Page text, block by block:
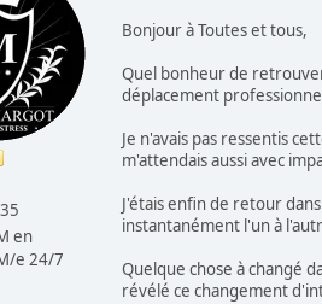
en
e 24/7
Bonjour à Toutes et tous,
Quel bonheur de
déplacement
Je n'avais pas ressentis
m'attendais aussi avec
J'étais enfin de retour
instantanément l'un à
Quelque chose à changé
révélé ce changement